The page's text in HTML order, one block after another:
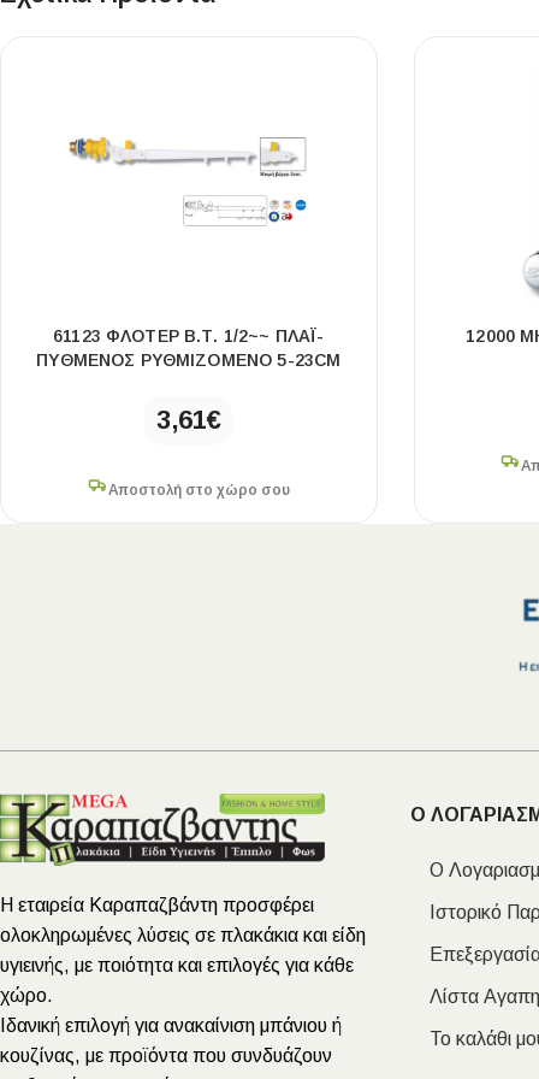
61123 ΦΛΟΤΈΡ Β.Τ. 1/2~~ ΠΛΆΙ-
ΠΥΘΜΈΝΟΣ ΡΥΘΜΙΖΌΜΕΝΟ 5-23CM
3,61€
Αποστολή στο χώρο σου
12000
Η εταιρεία Καραπαζβάντη προσφέρει
ολοκληρωμένες λύσεις σε πλακάκια και είδη
υγιεινής, με ποιότητα και επιλογές για κάθε
χώρο.
Ιδανική επιλογή για ανακαίνιση μπάνιου ή
κουζίνας, με προϊόντα που συνδυάζουν
Ο
Ο
Ιστορικό
Λίστα
Το καλάθι